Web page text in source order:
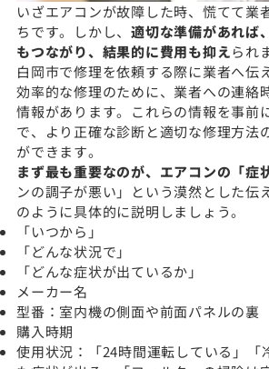
いざエアコンが故障した時、慌てて業
ちです。しかし、 適切な準備があれば
もつながり、結果的に費用も抑えられ
白岡市で修理を依頼する際に業者へ伝
効率的な修理のために、業者への連絡
情報があります。これらの情報を事前
で、より正確な診断と適切な修理方法
ができます。
まず最も重要なのが、エアコンの「症
ンの調子が悪い」という漠然とした伝
のように具体的に説明しましょう。
「いつから」
「どんな状況で」
「どんな症状が出ているか」
メーカー名
型番：室内機の側面や前面パネルの裏
購入時期
使用状況：「24時間運転している」「